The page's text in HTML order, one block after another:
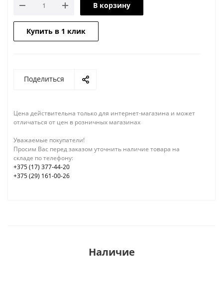
В корзину
Купить в 1 клик
Поделиться
Цена действительна только для интернет-магазина и может
отличаться от цен в розничных магазинах
Уважаемые покупатели!
Просим Вас перед заказом уточнить наличие товара на
складе по телефону:
+375 (17) 377-44-20
+375 (29) 161-00-26
Наличие